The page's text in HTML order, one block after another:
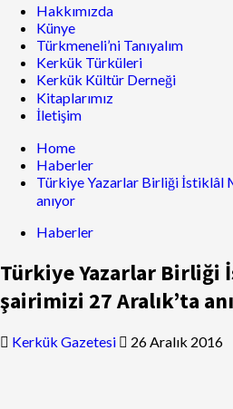
Hakkımızda
Künye
Türkmeneli’ni Tanıyalım
Kerkük Türküleri
Kerkük Kültür Derneği
Kitaplarımız
İletişim
Home
Haberler
Türkiye Yazarlar Birliği İstiklâl
anıyor
Haberler
Türkiye Yazarlar Birliği
şairimizi 27 Aralık’ta
Kerkük Gazetesi 26 Aralık 2016